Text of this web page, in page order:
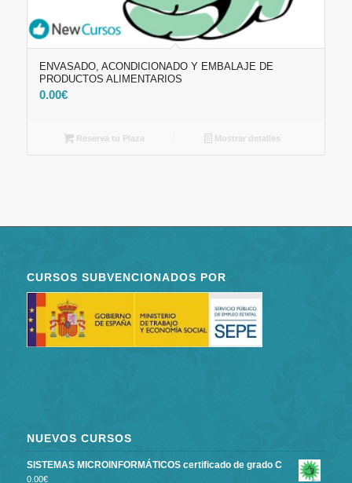
ENVASADO, ACONDICIONADO Y EMBALAJE DE
PRODUCTOS ALIMENTARIOS
0.00€
Reserva tu Plaza Mostrar detalles
CURSOS SUBVENCIONADOS POR
NUEVOS CURSOS
SISTEMAS MICROINFORMÁTICOS certificado de grado C
0.00€